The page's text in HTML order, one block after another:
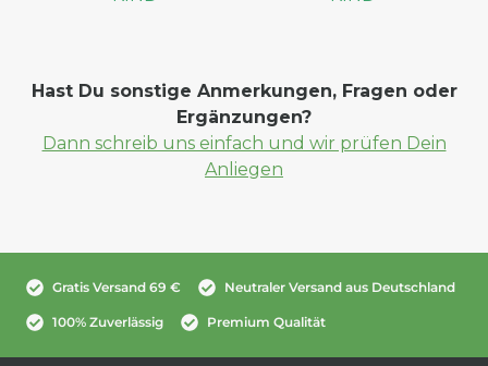
Hast Du sonstige Anmerkungen, Fragen oder
Ergänzungen?
Dann schreib uns einfach und wir prüfen Dein
Anliegen
Gratis Versand 69 € Neutraler Versand aus Deutschland
100% Zuverlässig Premium Qualität